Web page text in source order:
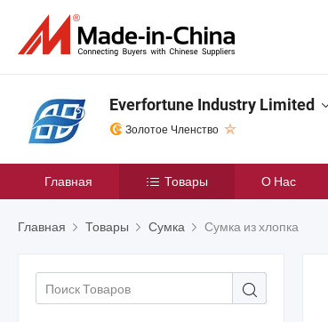
Everfortune Industry Limited
Золотое Членство
Главная Товары О Нас
Главная Товары Сумка Сумка из хлопка